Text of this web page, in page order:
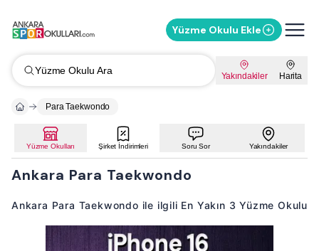
Yüzme Okulu Ekle
Yüzme Okulu Ara Yakındakiler Harita
Para Taekwondo
Yüzme Okulları Şirket İndirimleri Soru Sor Yakındakiler
Ankara Para Taekwondo
Ankara Para Taekwondo ile ilgili En Yakın 3 Yüzme Okulu